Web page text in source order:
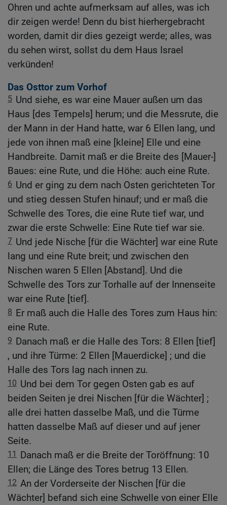
Ohren und achte aufmerksam auf alles, was ich
dir zeigen werde! Denn du bist hierhergebracht
worden, damit dir dies gezeigt werde; alles, was
du sehen wirst, sollst du dem Haus Israel
verkünden!
Das Osttor zum Vorhof
5 Und siehe, es war eine Mauer außen um das
Haus [des Tempels] herum; und die Messrute, die
der Mann in der Hand hatte, war 6 Ellen lang, und
jede von ihnen maß eine [kleine] Elle und eine
Handbreite. Damit maß er die Breite des [Mauer-]
Baues: eine Rute, und die Höhe: auch eine Rute.
6 Und er ging zu dem nach Osten gerichteten Tor
und stieg dessen Stufen hinauf; und er maß die
Schwelle des Tores, die eine Rute tief war, und
zwar die erste Schwelle: Eine Rute tief war sie.
7 Und jede Nische [für die Wächter] war eine Rute
lang und eine Rute breit; und zwischen den
Nischen waren 5 Ellen [Abstand]. Und die
Schwelle des Tors zur Torhalle auf der Innenseite
war eine Rute [tief].
8 Er maß auch die Halle des Tores zum Haus hin:
eine Rute.
9 Danach maß er die Halle des Tors: 8 Ellen [tief]
, und ihre Türme: 2 Ellen [Mauerdicke] ; und die
Halle des Tors lag nach innen zu.
10 Und bei dem Tor gegen Osten gab es auf
beiden Seiten je drei Nischen [für die Wächter] ;
alle drei hatten dasselbe Maß, und die Türme
hatten dasselbe Maß auf dieser und auf jener
Seite.
11
Danach maß er die Breite der Toröffnung: 10
Ellen; die Länge des Tores betrug 13 Ellen.
12 An der Vorderseite der Nischen [für die
Wächter] befand sich eine Schwelle von einer Elle